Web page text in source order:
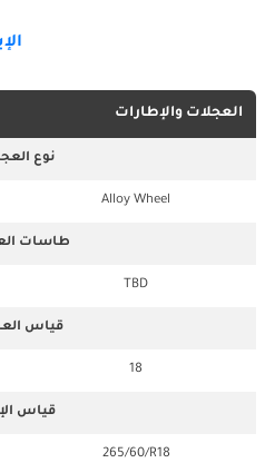
العجلات والإطارات
نوع
Alloy Wheel
طاسات
TBD
قياس
18
قياس
265/60/R18